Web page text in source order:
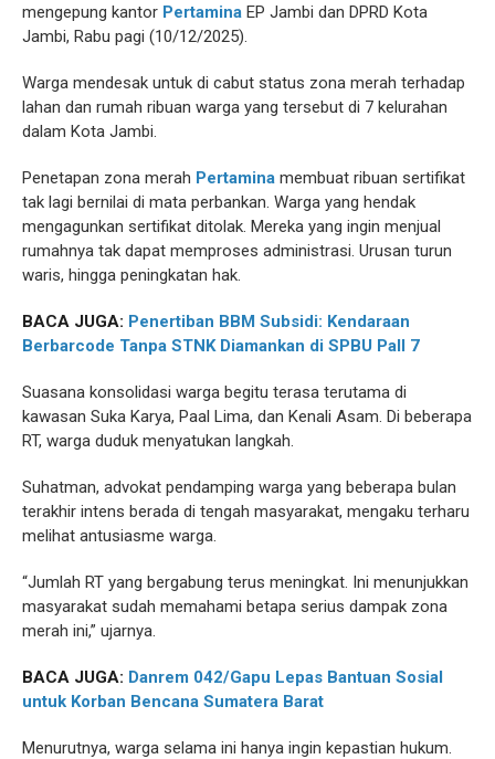
mengepung kantor Pertamina EP Jambi dan DPRD Kota
Jambi, Rabu pagi (10/12/2025).
Warga mendesak untuk di cabut status zona merah terhadap
lahan dan rumah ribuan warga yang tersebut di 7 kelurahan
dalam Kota Jambi.
Penetapan zona merah Pertamina membuat ribuan sertifikat
tak lagi bernilai di mata perbankan. Warga yang hendak
mengagunkan sertifikat ditolak. Mereka yang ingin menjual
rumahnya tak dapat memproses administrasi. Urusan turun
waris, hingga peningkatan hak.
BACA JUGA: Penertiban BBM Subsidi: Kendaraan
Berbarcode Tanpa STNK Diamankan di SPBU Pall 7
Suasana konsolidasi warga begitu terasa terutama di
kawasan Suka Karya, Paal Lima, dan Kenali Asam. Di beberapa
RT, warga duduk menyatukan langkah.
Suhatman, advokat pendamping warga yang beberapa bulan
terakhir intens berada di tengah masyarakat, mengaku terharu
melihat antusiasme warga.
“Jumlah RT yang bergabung terus meningkat. Ini menunjukkan
masyarakat sudah memahami betapa serius dampak zona
merah ini,” ujarnya.
BACA JUGA: Danrem 042/Gapu Lepas Bantuan Sosial
untuk Korban Bencana Sumatera Barat
Menurutnya, warga selama ini hanya ingin kepastian hukum.